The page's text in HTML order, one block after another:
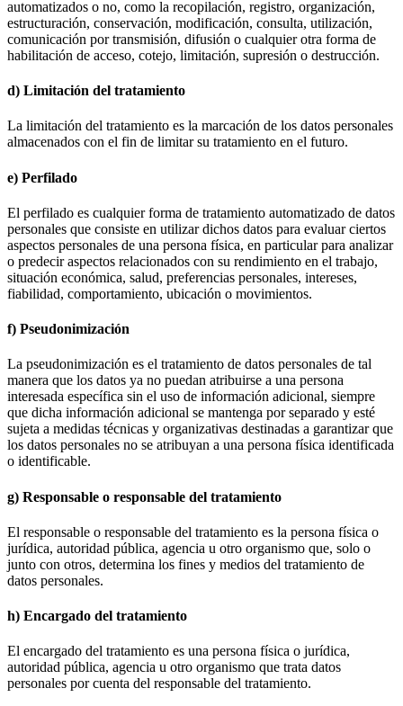
automatizados o no, como la recopilación, registro, organización,
estructuración, conservación, modificación, consulta, utilización,
comunicación por transmisión, difusión o cualquier otra forma de
habilitación de acceso, cotejo, limitación, supresión o destrucción.
d) Limitación del tratamiento
La limitación del tratamiento es la marcación de los datos personales
almacenados con el fin de limitar su tratamiento en el futuro.
e) Perfilado
El perfilado es cualquier forma de tratamiento automatizado de datos
personales que consiste en utilizar dichos datos para evaluar ciertos
aspectos personales de una persona física, en particular para analizar
o predecir aspectos relacionados con su rendimiento en el trabajo,
situación económica, salud, preferencias personales, intereses,
fiabilidad, comportamiento, ubicación o movimientos.
f) Pseudonimización
La pseudonimización es el tratamiento de datos personales de tal
manera que los datos ya no puedan atribuirse a una persona
interesada específica sin el uso de información adicional, siempre
que dicha información adicional se mantenga por separado y esté
sujeta a medidas técnicas y organizativas destinadas a garantizar que
los datos personales no se atribuyan a una persona física identificada
o identificable.
g) Responsable o responsable del tratamiento
El responsable o responsable del tratamiento es la persona física o
jurídica, autoridad pública, agencia u otro organismo que, solo o
junto con otros, determina los fines y medios del tratamiento de
datos personales.
h) Encargado del tratamiento
El encargado del tratamiento es una persona física o jurídica,
autoridad pública, agencia u otro organismo que trata datos
personales por cuenta del responsable del tratamiento.